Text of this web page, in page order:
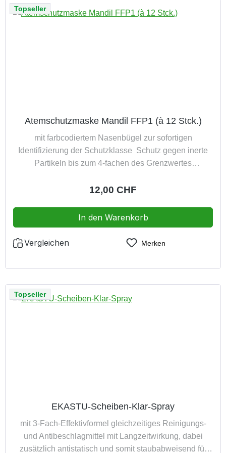
Topseller
Atemschutzmaske Mandil FFP1 (à 12 Stck.)
mit farbcodiertem Nasenbügel zur sofortigen
Identifizierung der Schutzklasse Schutz gegen inerte
Partikeln bis zum 4-fachen des Grenzwertes
2016/425 in Originalverpackung 4 Jahre lagerfähig
Regulärer Preis:
12,00 CHF
In den Warenkorb
Vergleichen Merken
Topseller
EKASTU-Scheiben-Klar-Spray
mit 3-Fach-Effektivformel gleichzeitiges Reinigungs-
und Antibeschlagmittel mit Langzeitwirkung, dabei
zusätzlich antistatisch und somit staubabweisend für